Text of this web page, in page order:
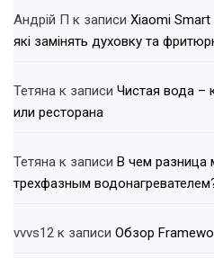
Андрій П к записи Xiaomi Smart
які замінять духовку та
Тетяна к записи Чистая вода –
или ресторана
Тетяна к записи В чем
трехфазным
vvvs12 к записи Обзор